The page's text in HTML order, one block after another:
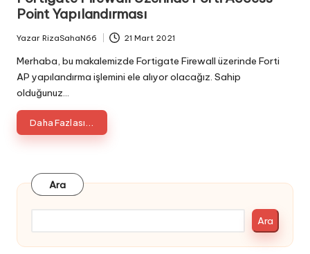
Point Yapılandırması
Posted
by
Yazar RizaSahaN66 21 Mart 2021
Merhaba, bu makalemizde Fortigate Firewall üzerinde Forti
AP yapılandırma işlemini ele alıyor olacağız. Sahip
olduğunuz…
Daha Fazlası...
Ara
Ara